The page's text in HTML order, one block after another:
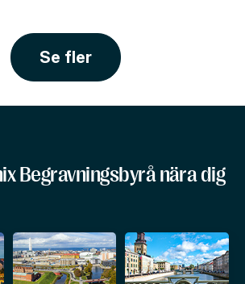
Se fler
Begravningsbyrå nära dig